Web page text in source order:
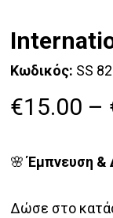
Κωδικός: SS
€15.00 –
🌸Έμπνευση &
Δώσε στο